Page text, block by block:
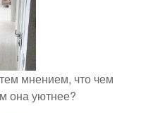
мнением, что чем
она уютнее?